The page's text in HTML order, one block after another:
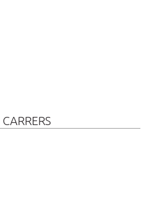
CARRERS